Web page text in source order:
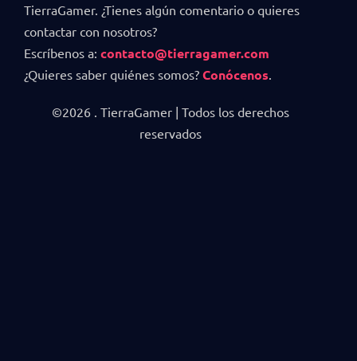
TierraGamer. ¿Tienes algún comentario o quieres
contactar con nosotros?
Escríbenos a: contacto@tierragamer.com
¿Quieres saber quiénes somos? Conócenos.
©2026 . TierraGamer | Todos los derechos
reservados